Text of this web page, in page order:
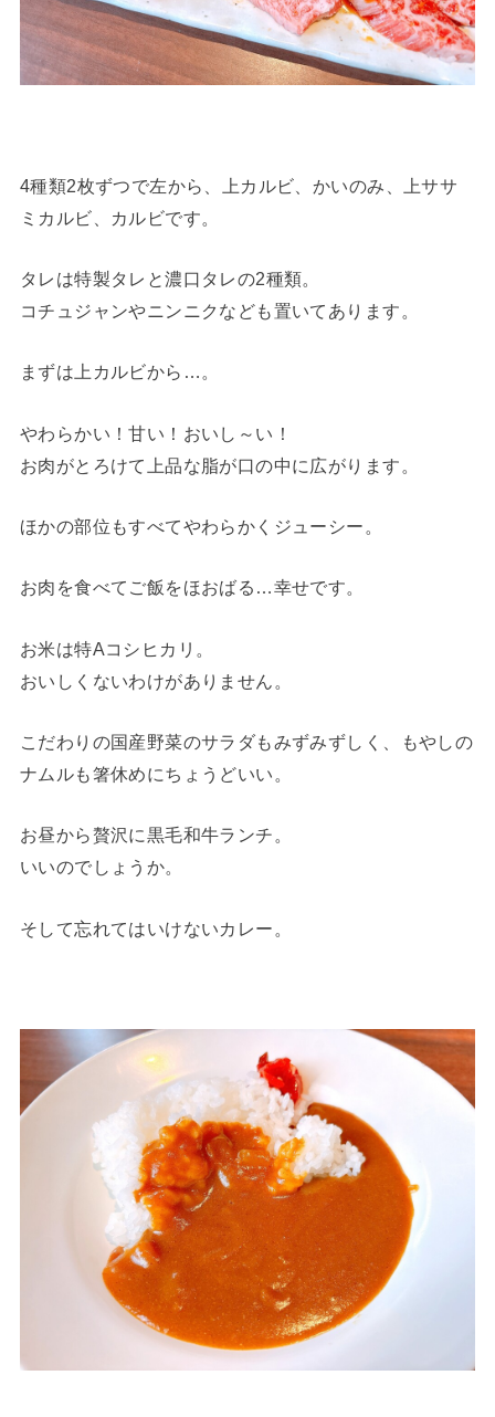
4種類2枚ずつで左から、上カルビ、かいのみ、上ササ
ミカルビ、カルビです。
タレは特製タレと濃口タレの2種類。
コチュジャンやニンニクなども置いてあります。
まずは上カルビから…。
やわらかい！甘い！おいし～い！
お肉がとろけて上品な脂が口の中に広がります。
ほかの部位もすべてやわらかくジューシー。
お肉を食べてご飯をほおばる…幸せです。
お米は特Aコシヒカリ。
おいしくないわけがありません。
こだわりの国産野菜のサラダもみずみずしく、もやしの
ナムルも箸休めにちょうどいい。
お昼から贅沢に黒毛和牛ランチ。
いいのでしょうか。
そして忘れてはいけないカレー。